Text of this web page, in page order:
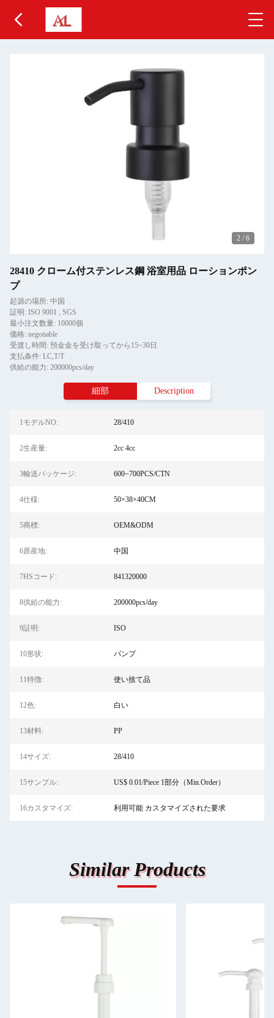
2 / 6
28410 クローム付ステンレス鋼 浴室用品 ローションポン
プ
起源の場所: 中国
証明: ISO 9001 , SGS
最小注文数量: 10000個
価格: negotiable
受渡し時間: 預金金を受け取ってから15~30日
支払条件: LC,T/T
供給の能力: 200000pcs/day
細部 Description
1モデルNO: 28/410
2生産量: 2cc 4cc
3輸送パッケージ: 600~700PCS/CTN
4仕様: 50×38×40CM
5商標: OEM&ODM
6原産地: 中国
7HSコード: 841320000
8供給の能力: 200000pcs/day
9証明: ISO
10形状: パンプ
11特徴: 使い捨て品
12色: 白い
13材料: PP
14サイズ: 28/410
15サンプル: US$ 0.01/Piece 1部分（Min.Order）
16カスタマイズ: 利用可能 カスタマイズされた要求
Similar Products